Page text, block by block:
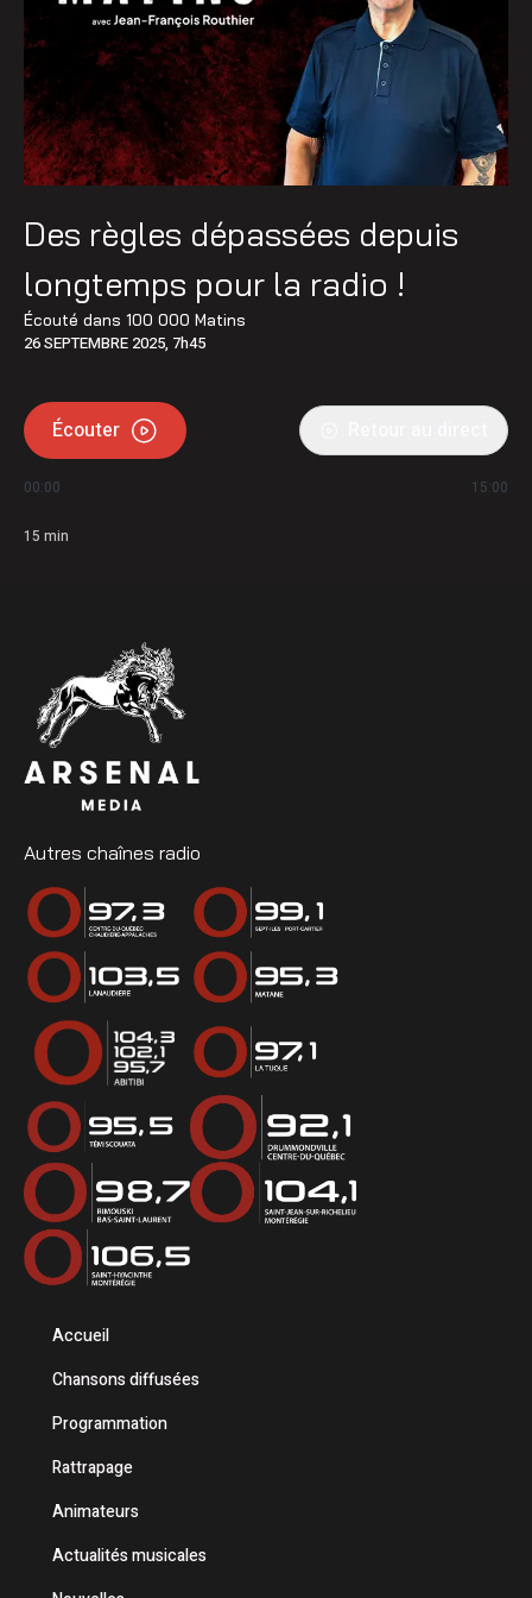
Des règles dépassées depuis
longtemps pour la radio !
Écouté dans 100 000 Matins
26 SEPTEMBRE 2025, 7h45
Écouter
00:00 15:00
15 min
Autres chaînes radio
Accueil
Chansons diffusées
Programmation
Rattrapage
Animateurs
Actualités musicales